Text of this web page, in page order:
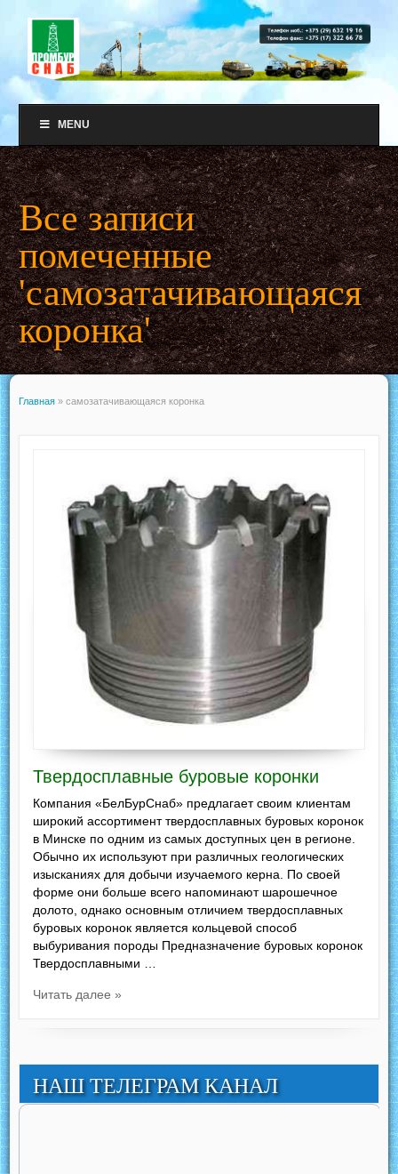
MENU
Все записи
помеченные
'самозатачивающаяся
коронка'
Главная » самозатачивающаяся коронка
Твердосплавные буровые коронки
Компания «БелБурСнаб» предлагает своим клиентам
широкий ассортимент твердосплавных буровых коронок
в Минске по одним из самых доступных цен в регионе.
Обычно их используют при различных геологических
изысканиях для добычи изучаемого керна. По своей
форме они больше всего напоминают шарошечное
долото, однако основным отличием твердосплавных
буровых коронок является кольцевой способ
выбуривания породы Предназначение буровых коронок
Твердосплавными …
Читать далее »
НАШ ТЕЛЕГРАМ КАНАЛ